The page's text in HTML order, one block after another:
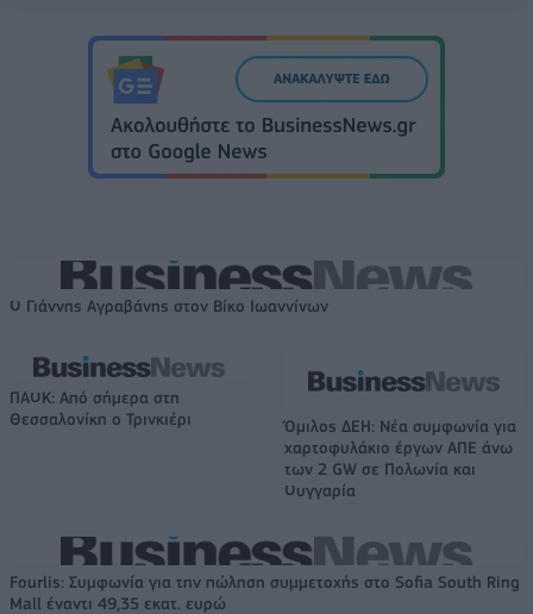
Ο Γιάννης Αγραβάνης στον Βίκο Ιωαννίνων
ΠΑΟΚ: Από σήμερα στη
Θεσσαλονίκη ο Τρινκιέρι
Όμιλος ΔΕΗ: Νέα συμφωνία για
χαρτοφυλάκιο έργων ΑΠΕ άνω
των 2 GW σε Πολωνία και
Ουγγαρία
Fourlis: Συμφωνία για την πώληση συμμετοχής στο Sofia South Ring
Mall έναντι 49,35 εκατ. ευρώ